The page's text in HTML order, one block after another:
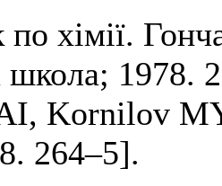
по хімії.
1978.
Kornilov
264–5].